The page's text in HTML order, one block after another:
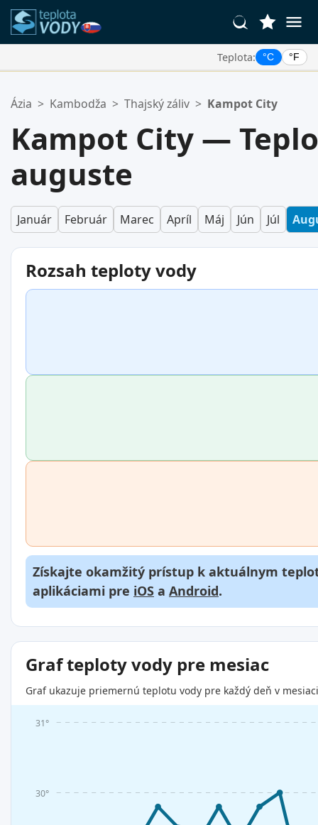
Teplota: °C °F
Váš zoznam obľúbených je prázdny.
Ázia > Kambodža > Thajský záliv > Kampot City
Kampot City —
auguste
Január Február Marec Apríl Máj Jún Júl
Rozsah teploty vody
Získajte okamžitý prístup k aktuálnym
aplikáciami pre iOS a Android.
Graf teploty vody pre mesiac
Graf ukazuje priemernú teplotu vody pre každý deň v
30°
31°